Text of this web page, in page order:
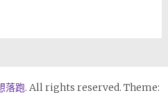
落跑. All rights reserved. Theme: